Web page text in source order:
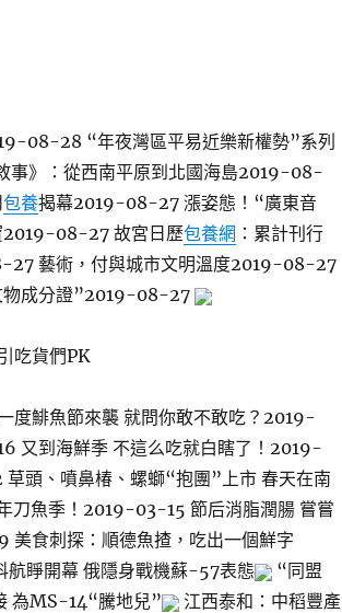
08-28 “年夜灣區平易近樂新權勢”系列
》：從西南平原到北國海島2019-08-
包養揭幕2019-08-27 漲姿態！“廣東音
2019-08-27 故宮日歷包養網 ：累計刊行
27 藝術，付與城市文明溫度2019-08-27
物成分證”2019-08-27
吃貨們PK
度鯡魚節來襲 就問你敢不敢吃？2019-
又到海鮮季 不這么吃就白瞎了！2019-
頭、噴鼻椿、螺螄“抱團”上市 春天在南
刀魚季！2019-03-15 節后消脂潤腸 嘗嘗
食刺探：順德魚揸，吃出一個鮮字
航睜開幕 俄隱身戰機蘇-57表態
“同盟
為MS-14“騰地兒”
江西泰和：中稻豐產